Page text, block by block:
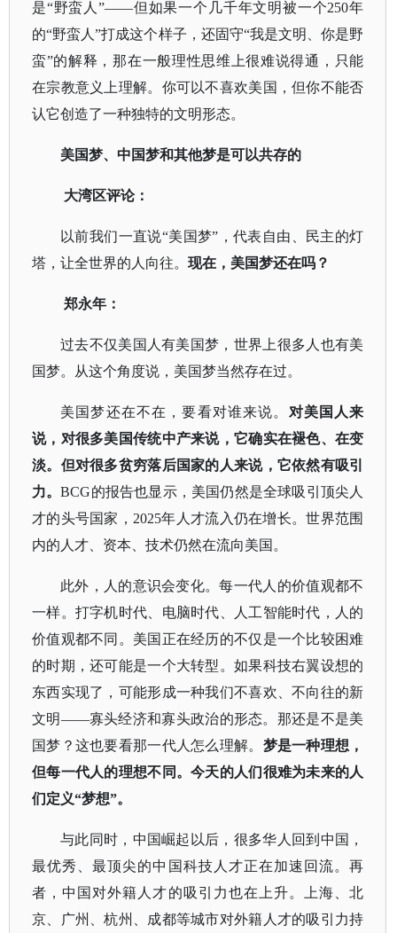
是“野蛮人”——但如果一个几千年文明被一个250年
的“野蛮人”打成这个样子，还固守“我是文明、你是野
蛮”的解释，那在一般理性思维上很难说得通，只能
在宗教意义上理解。你可以不喜欢美国，但你不能否
认它创造了一种独特的文明形态。
美国梦、中国梦和其他梦是可以共存的
大湾区评论：
以前我们一直说“美国梦”，代表自由、民主的灯
塔，让全世界的人向往。 现在，美国梦还在吗？
郑永年：
过去不仅美国人有美国梦，世界上很多人也有美
国梦。从这个角度说，美国梦当然存在过。
美国梦还在不在，要看对谁来说。 对美国人来
说，对很多美国传统中产来说，它确实在褪色、在变
淡。但对很多贫穷落后国家的人来说，它依然有吸引
力。BCG的报告也显示，美国仍然是全球吸引顶尖人
才的头号国家，2025年人才流入仍在增长。世界范围
内的人才、资本、技术仍然在流向美国。
此外，人的意识会变化。每一代人的价值观都不
一样。打字机时代、电脑时代、人工智能时代，人的
价值观都不同。美国正在经历的不仅是一个比较困难
的时期，还可能是一个大转型。如果科技右翼设想的
东西实现了，可能形成一种我们不喜欢、不向往的新
文明——寡头经济和寡头政治的形态。那还是不是美
国梦？这也要看那一代人怎么理解。 梦是一种理想，
但每一代人的理想不同。今天的人们很难为未来的人
们定义“梦想”。
与此同时，中国崛起以后，很多华人回到中国，
最优秀、最顶尖的中国科技人才正在加速回流。再
者，中国对外籍人才的吸引力也在上升。上海、北
京、广州、杭州、成都等城市对外籍人才的吸引力持